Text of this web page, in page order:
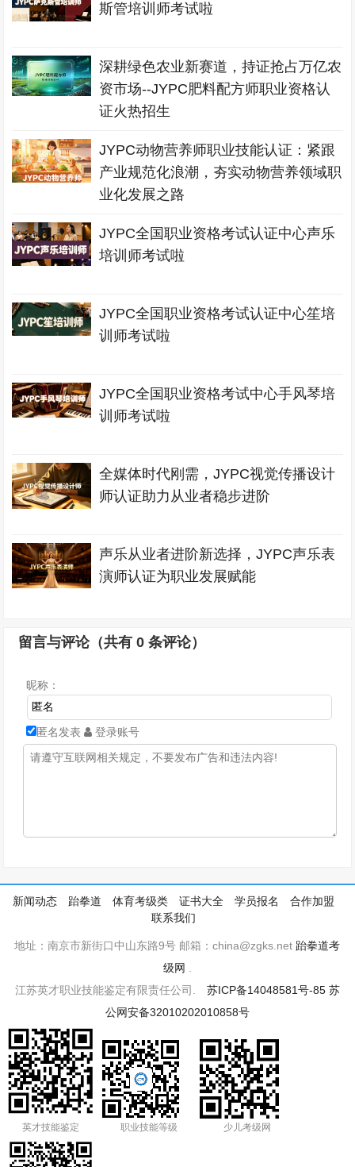
斯管培训师考试啦
深耕绿色农业新赛道，持证抢占万亿农
资市场--JYPC肥料配方师职业资格认
证火热招生
JYPC动物营养师职业技能认证：紧跟
产业规范化浪潮，夯实动物营养领域职
业化发展之路
JYPC全国职业资格考试认证中心声乐
培训师考试啦
JYPC全国职业资格考试认证中心笙培
训师考试啦
JYPC全国职业资格考试中心手风琴培
训师考试啦
全媒体时代刚需，JYPC视觉传播设计
师认证助力从业者稳步进阶
声乐从业者进阶新选择，JYPC声乐表
演师认证为职业发展赋能
留言与评论（共有0 条评论）
昵称：
匿名发表 登录账号
新闻动态 跆拳道 体育考级类 证书大全 学员报名
合作加盟
联系我们
地址：南京市新街口中山东路9号 邮箱：china@zgks.net 跆拳道考
级网 .
江苏英才职业技能鉴定有限责任公司. 苏ICP备14048581号-85 苏
公网安备32010202010858号
英才技能鉴定 职业技能等级 少儿考级网